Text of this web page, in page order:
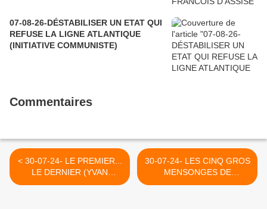
07-08-26-DÉSTABILISER UN ETAT QUI
REFUSE LA LIGNE ATLANTIQUE
(INITIATIVE COMMUNISTE)
Commentaires
< 30-07-24- LE PREMIER...
LE DERNIER (YVAN
BALCHOY)
30-07-24- LES CINQ GROS
MENSONGES DE
MACRON